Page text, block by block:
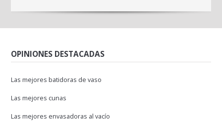
OPINIONES DESTACADAS
Las mejores batidoras de vaso
Las mejores cunas
Las mejores envasadoras al vacío